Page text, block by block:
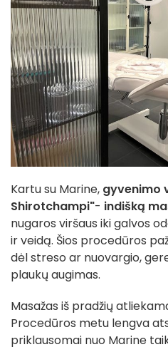
Kartu su Marine, gyvenimo
Shirotchampi"- indišką
nugaros viršaus iki galvos
ir veidą. Šios procedūros
dėl streso ar nuovargio,
plaukų augimas.
Masažas iš pradžių
Procedūros metu lengva
priklausomai nuo Marine